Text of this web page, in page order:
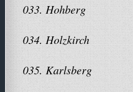
033. Hohberg
034. Holzkirch
035. Karlsberg